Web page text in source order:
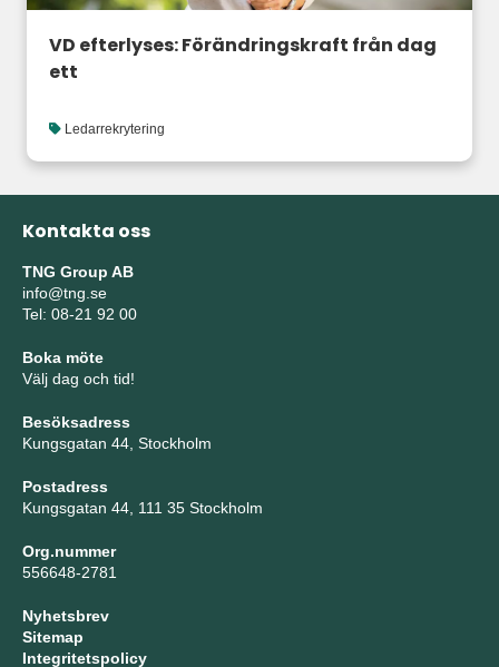
VD efterlyses: Förändringskraft från dag
ett
Ledarrekrytering
Kontakta oss
TNG Group AB
info@tng.se
Tel: 08-21 92 00
Boka möte
Välj dag och tid!
Besöksadress
Kungsgatan 44, Stockholm
Postadress
Kungsgatan 44, 111 35 Stockholm
Org.nummer
556648-2781
Nyhetsbrev
Sitemap
Integritetspolicy